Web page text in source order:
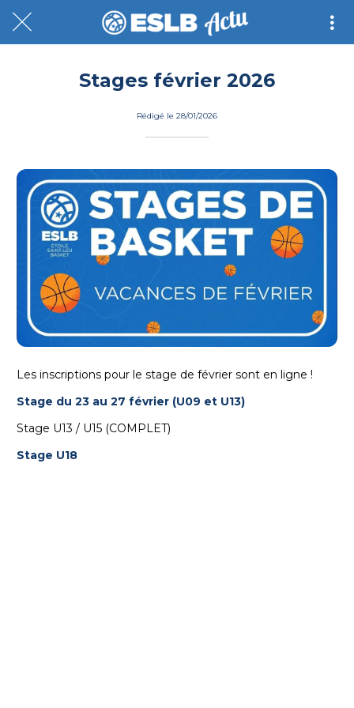
Stages février 2026
Rédigé le 28/01/2026
Les inscriptions pour le stage de février sont en ligne !
Stage du 23 au 27 février (U09 et U13)
Stage U13 / U15 (COMPLET)
Stage U18